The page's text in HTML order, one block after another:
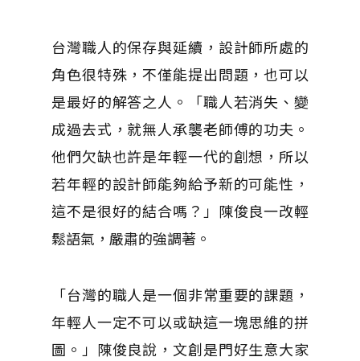
台灣職人的保存與延續，設計師所處的
角色很特殊，不僅能提出問題，也可以
是最好的解答之人。「職人若消失、變
成過去式，就無人承襲老師傅的功夫。
他們欠缺也許是年輕一代的創想，所以
若年輕的設計師能夠給予新的可能性，
這不是很好的結合嗎？」陳俊良一改輕
鬆語氣，嚴肅的強調著。
「台灣的職人是一個非常重要的課題，
年輕人一定不可以或缺這一塊思維的拼
圖。」陳俊良說，文創是門好生意大家